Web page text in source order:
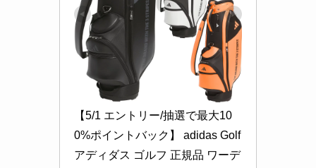
【5/1 エントリー/抽選で最大10
0%ポイントバック】 adidas Golf
アディダス ゴルフ 正規品 ワーデ